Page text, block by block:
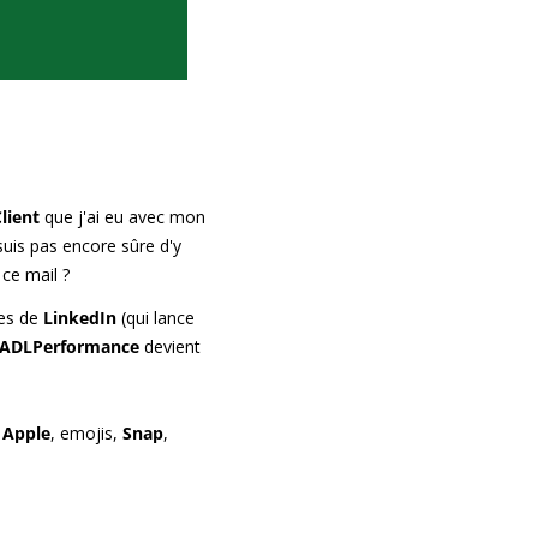
que j'ai eu avec mon
pas encore sûre d'y
mail ?
de LinkedIn (qui lance
ADLPerformance devient
Apple, emojis, Snap,